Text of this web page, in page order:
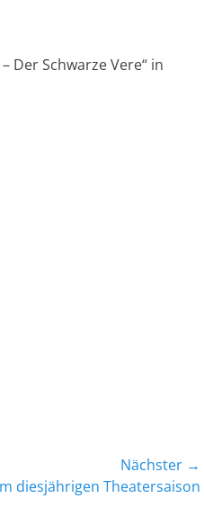
Der Schwarze Vere“ in
Nächster →
diesjährigen Theatersaison